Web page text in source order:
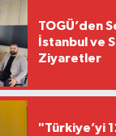
TOGÜ’den
İstanbul ve
Ziyaretler
"Türkiye’yi